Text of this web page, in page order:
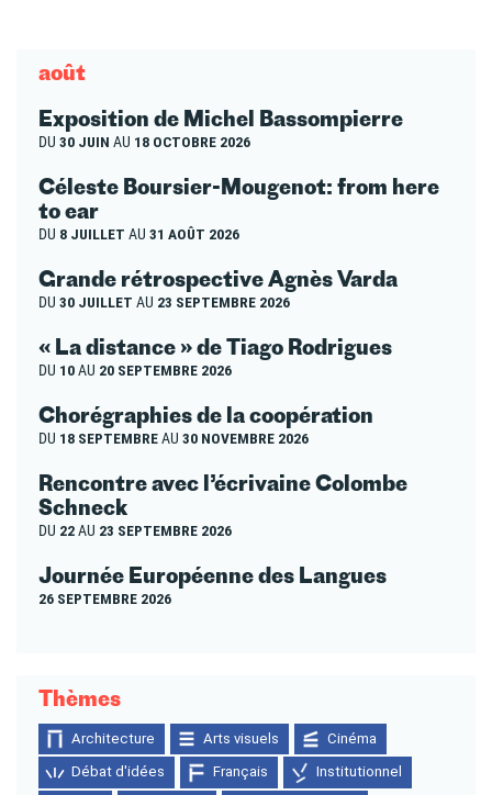
août
Exposition de Michel Bassompierre
DU 30 JUIN AU 18 OCTOBRE 2026
Céleste Boursier-Mougenot: from here
to ear
DU 8 JUILLET AU 31 AOÛT 2026
Grande rétrospective Agnès Varda
DU 30 JUILLET AU 23 SEPTEMBRE 2026
« La distance » de Tiago Rodrigues
DU 10AU 20 SEPTEMBRE 2026
Chorégraphies de la coopération
DU 18 SEPTEMBREAU 30 NOVEMBRE 2026
Rencontre avec l’écrivaine Colombe
Schneck
DU 22AU 23 SEPTEMBRE 2026
Journée Européenne des Langues
26 SEPTEMBRE 2026
Thèmes
Architecture Arts visuels Cinéma
Débat d'idées Français Institutionnel